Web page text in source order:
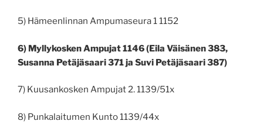
5) Hämeenlinnan Ampumaseura 1 1152
6) Myllykosken Ampujat 1146 (Eila Väisänen 383,
Susanna Petäjäsaari 371 ja Suvi Petäjäsaari 387)
7) Kuusankosken Ampujat 2. 1139/51x
8) Punkalaitumen Kunto 1139/44x